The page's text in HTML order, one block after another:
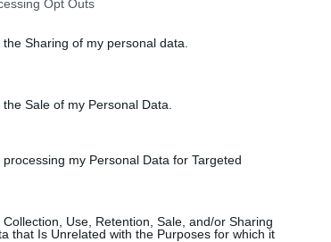
Opt Outs
Sharing of my personal data.
Sale of my Personal Data.
my Personal Data for Targeted
Use, Retention, Sale, and/or Sharing
that Is Unrelated with the Purposes for which it
Bemutatkozás: Immár közel 30 éve, hogy a
2010-ben a Portobello aukciósház
Aukciósház. 2022-től saját oldalunkon
GALÉRIA TOVÁBBI MŰTÁRGYAI